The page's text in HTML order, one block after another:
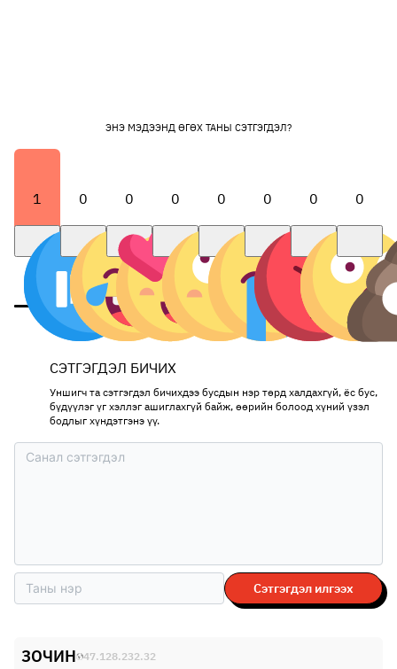
ЭНЭ МЭДЭЭНД ӨГӨХ ТАНЫ СЭТГЭГДЭЛ?
1 0 0 0 0 0 0 0
СЭТГЭГДЭЛ БИЧИХ
Уншигч та сэтгэгдэл бичихдээ бусдын нэр төрд халдахгүй, ёс бус,
бүдүүлэг үг хэллэг ашиглахгүй байж, өөрийн болоод хүний үзэл
бодлыг хүндэтгэнэ үү.
Сэтгэгдэл илгээх
ЗОЧИН 47.128.232.32